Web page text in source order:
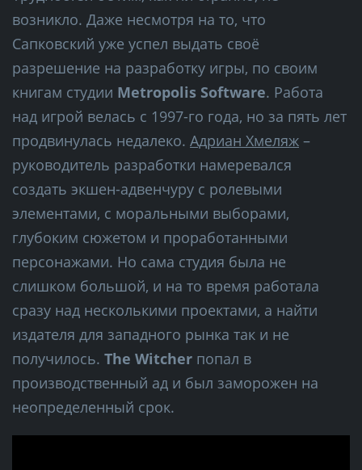
возникло. Даже несмотря на то, что
Сапковский уже успел выдать своё
разрешение на разработку игры, по своим
книгам студии Metropolis Software. Работа
над игрой велась с 1997-го года, но за пять лет
продвинулась недалеко. Адриан Хмеляж –
руководитель разработки намеревался
создать экшен-адвенчуру с ролевыми
элементами, с моральными выборами,
глубоким сюжетом и проработанными
персонажами. Но сама студия была не
слишком большой, и на то время работала
сразу над несколькими проектами, а найти
издателя для западного рынка так и не
получилось. The Witcher попал в
производственный ад и был заморожен на
неопределенный срок.